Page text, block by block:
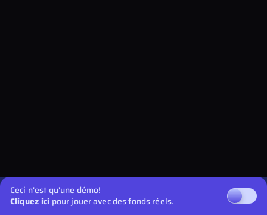
Ceci n'est qu'une démo!
Cliquez ici pour jouer avec des fonds réels.